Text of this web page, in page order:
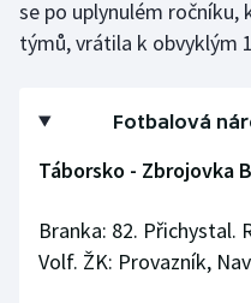
se po uplynulém ročníku,
týmů, vrátila k obvyklým
Fotbalová
Táborsko - Zbrojovka
Branka: 82. Přichystal.
Volf. ŽK: Provazník,